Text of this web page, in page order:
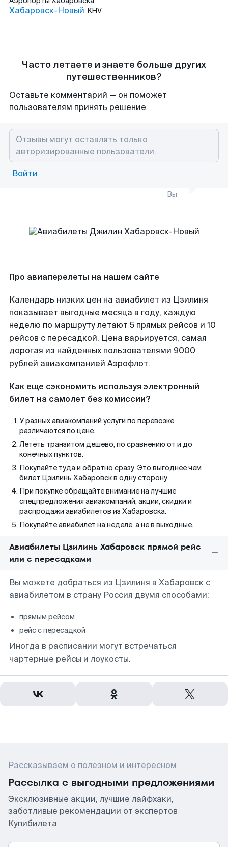
Хабаровск-Новый KHV
Часто летаете и знаете больше других
путешественников?
Оставьте комментарий — он поможет
пользователям принять решение
Войти
Вы
Про авиаперелеты на нашем сайте
Календарь низких цен на авиабилет из Цзилиня
показывает выгодные месяца в году, каждую
неделю по маршруту летают 5 прямых рейсов и 10
рейсов с пересадкой. Цена варьируется, самая
дорогая из найденных пользователями 9000
рублей авиакомпанией Аэрофлот.
Как еще сэкономить используя электронный
билет на самолет без комиссии?
У разных авиакомпаний услуги по перевозке
различаются по цене.
Лететь транзитом дешево, по сравнению от и до
конечных пунктов.
Покупайте туда и обратно сразу. Это выгоднее чем
билет Цзилинь Хабаровск в одну сторону.
При покупке обращайте внимание на лучшие
спецпредложения авиакомпаний, акции, скидки и
распродажи авиабилетов из Хабаровска.
Покупайте авиабилет на неделе, а не в выходные.
Авиабилеты Цзилинь Хабаровск прямой рейс
или с пересадками
Вы можете добраться из Цзилиня в Хабаровск с
авиабилетом в страну Россия двумя способами:
прямым рейсом
рейс с пересадкой
Иногда в расписании могут встречаться
чартерные рейсы и лоукосты.
Рассказываем о полезном и интересном
Рассылка с выгодными предложениями
Эксклюзивные акции, лучшие лайфхаки,
заботливые рекомендации от экспертов
Купибилета